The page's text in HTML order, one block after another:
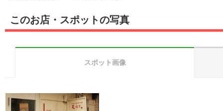
このお店・スポットの写真
スポット画像